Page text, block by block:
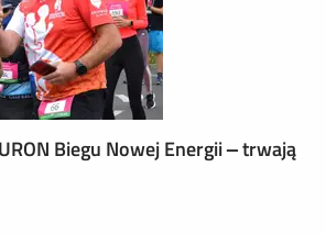
Biegu Nowej Energii – trwają